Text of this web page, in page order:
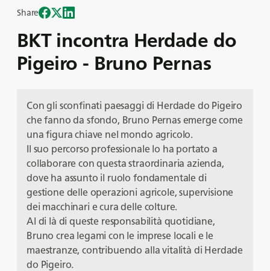
BKT incontra Herdade do
Pigeiro - Bruno Pernas
Share
Con gli sconfinati paesaggi di Herdade do Pigeiro
che fanno da sfondo, Bruno Pernas emerge come
una figura chiave nel mondo agricolo.
Il suo percorso professionale lo ha portato a
collaborare con questa straordinaria azienda,
dove ha assunto il ruolo fondamentale di
gestione delle operazioni agricole, supervisione
dei macchinari e cura delle colture.
Al di là di queste responsabilità quotidiane,
Bruno crea legami con le imprese locali e le
maestranze, contribuendo alla vitalità di Herdade
do Pigeiro.